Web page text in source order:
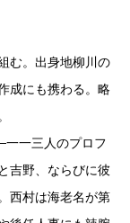
む。出身地柳川の
成にも携わる。略
一三人のプロフ
吉野、ならびに彼
西村は海老名が第